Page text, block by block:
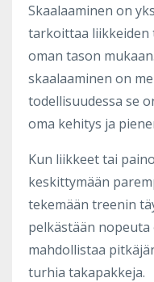
Skaalaaminen on
tarkoittaa liikkeiden
oman tason
skaalaaminen on
todellisuudessa se
oma kehitys ja
Kun liikkeet tai
keskittymään
tekemään treenin
pelkästään nopeuta
mahdollistaa
turhia takapakkeja.